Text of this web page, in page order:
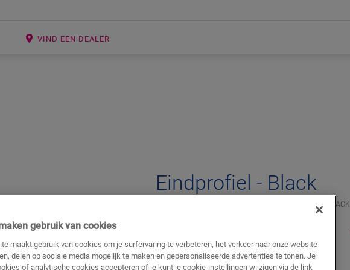
VIND EEN DEALER
Eindprofiel - Black
SFENPBLACK
Voor je laminaatvloer
gebruik van cookies
maakt gebruik van cookies om je surfervaring te verbeteren, het verkeer naar onze website
delen op sociale media mogelijk te maken en gepersonaliseerde advertenties te tonen. Je
of analytische cookies accepteren of je kunt je cookie-instellingen wijzigen via de link